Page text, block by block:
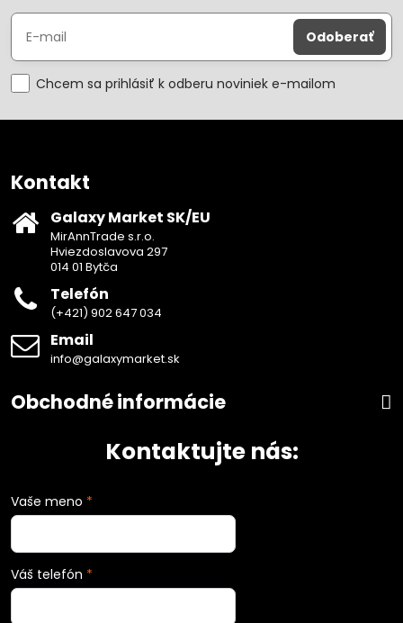
Odoberať
Chcem sa prihlásiť k odberu noviniek e-mailom
Kontakt
Galaxy Market SK/EU
MirAnnTrade s.r.o.
Hviezdoslavova 297
014 01 Bytča
Telefón
(+421) 902 647 034
Email
info@galaxymarket.sk
Obchodné informácie
Kontaktujte nás:
Vaše meno *
Váš telefón *